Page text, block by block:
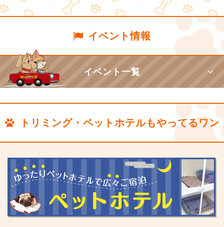
イベント情報
イベント一覧
トリミング・ペットホテルもやってるワン